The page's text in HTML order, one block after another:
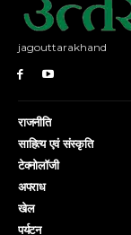
jagouttarakhand
राजनीति
साहित्य एवं संस्कृति
टेक्नोलॉजी
अपराध
खेल
पर्यटन